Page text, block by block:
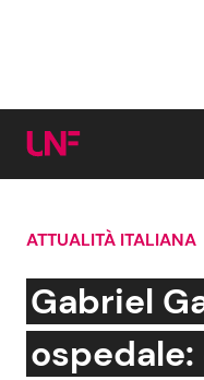
Cerca:
News e Cronaca
ATTUALITÀ ITALIANA
Gabriel